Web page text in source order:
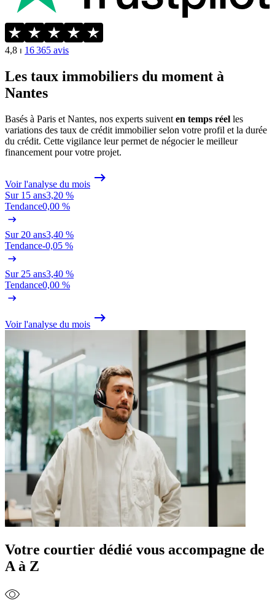
4,8 ⏐ 16 365 avis
Les taux immobiliers du moment à
Nantes
Basés à Paris et Nantes, nos experts suivent en temps réel les
variations des taux de crédit immobilier selon votre profil et la durée
du crédit. Cette vigilance leur permet de négocier le meilleur
financement pour votre projet.
Voir l'analyse du mois
Sur 15 ans3,20 %
Tendance0,00 %
Sur 20 ans3,40 %
Tendance-0,05 %
Sur 25 ans3,40 %
Tendance0,00 %
Voir l'analyse du mois
Votre courtier dédié vous accompagne de
A à Z